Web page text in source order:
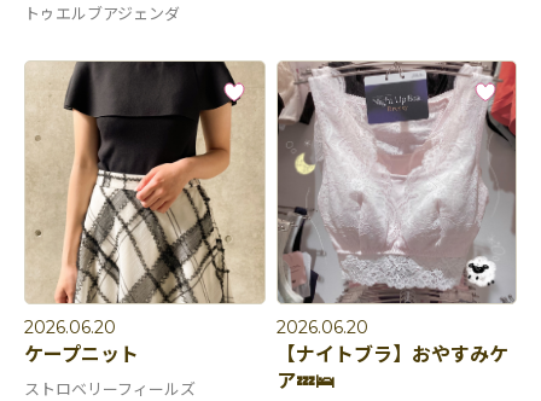
トゥエルブアジェンダ
2026.06.20
ケープニット
ストロベリーフィールズ
2026.06.20
【ナイトブラ】おやすみケ
ア💤🛌